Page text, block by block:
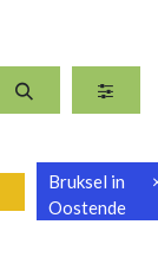
Bruksel in
Oostende